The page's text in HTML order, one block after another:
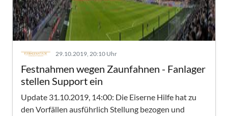
29.10.2019, 20:10 Uhr
Festnahmen wegen Zaunfahnen - Fanlager
stellen Support ein
Update 31.10.2019, 14:00: Die Eiserne Hilfe hat zu
den Vorfällen ausführlich Stellung bezogen und